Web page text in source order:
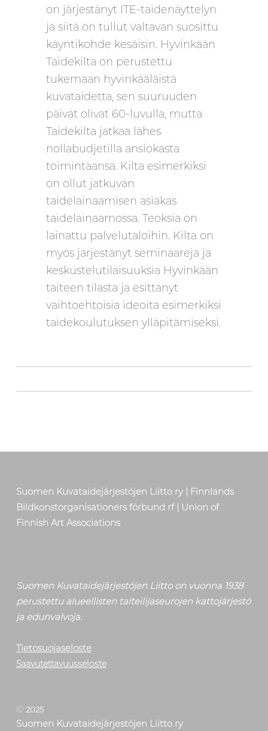
on järjestänyt ITE-taidenäyttelyn
ja siitä on tullut valtavan suosittu
käyntikohde kesäisin. Hyvinkään
Taidekilta on perustettu
tukemaan hyvinkääläistä
kuvataidetta, sen suuruuden
päivät olivat 60-luvulla, mutta
Taidekilta jatkaa lähes
nollabudjetilla ansiokasta
toimintaansa. Kilta esimerkiksi
on ollut jatkuvan
taidelainaamisen asiakas
taidelainaamossa. Teoksia on
lainattu palvelutaloihin. Kilta on
myös järjestänyt seminaareja ja
keskustelutilaisuuksia Hyvinkään
taiteen tilasta ja esittänyt
vaihtoehtoisia ideoita esimerkiksi
taidekoulutuksen ylläpitämiseksi.
Skip back to main navigation
Suomen Kuvataidejärjestöjen Liitto ry | Finnlands
Bildkonstorganisationers förbund rf | Union of
Finnish Art Associations
Suomen Kuvataidejärjestöjen Liitto on vuonna 1938
perustettu alueellisten taiteilijaseurojen kattojärjestö
ja edunvalvoja.
Tietosuojaseloste
Saavutettavuusseloste
© 2025
Suomen Kuvataidejärjestöjen Liitto ry